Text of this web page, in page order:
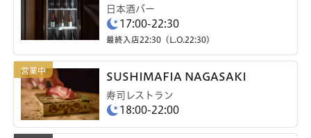
日本酒バー
17:00-22:30
最終入店22:30（L.O.22:30）
SUSHIMAFIA NAGASAKI
寿司レストラン
18:00-22:00